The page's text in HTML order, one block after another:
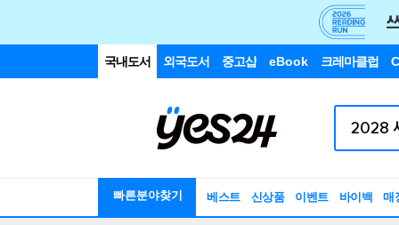
국내도서 외국도서 중고샵 eBook 크레마클럽
빠른분야찾기 베스트 신상품 이벤트 바이백 매